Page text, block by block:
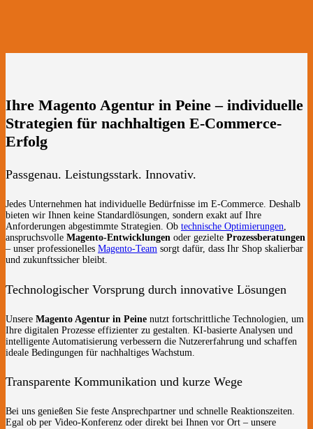
Ihre Magento Agentur in Peine – individuelle
Strategien für nachhaltigen E-Commerce-
Erfolg
Passgenau. Leistungsstark. Innovativ.
Jedes Unternehmen hat individuelle Bedürfnisse im E-Commerce. Deshalb
bieten wir Ihnen keine Standardlösungen, sondern exakt auf Ihre
Anforderungen abgestimmte Strategien. Ob technische Optimierungen
anspruchsvolle Magento-Entwicklungen oder gezielte Prozessberatungen
– unser professionelles Magento-Team sorgt dafür, dass Ihr Shop skalierbar
und zukunftssicher bleibt.
Technologischer Vorsprung durch innovative Lösungen
Unsere Magento Agentur in Peine nutzt fortschrittliche Technologien, um
Ihre digitalen Prozesse effizienter zu gestalten. KI-basierte Analysen und
intelligente Automatisierung verbessern die Nutzererfahrung und schaffen
ideale Bedingungen für nachhaltiges Wachstum.
Transparente Kommunikation und kurze Wege
Bei uns genießen Sie feste Ansprechpartner und schnelle Reaktionszeiten.
Egal ob per Video-Konferenz oder direkt bei Ihnen vor Ort – unsere